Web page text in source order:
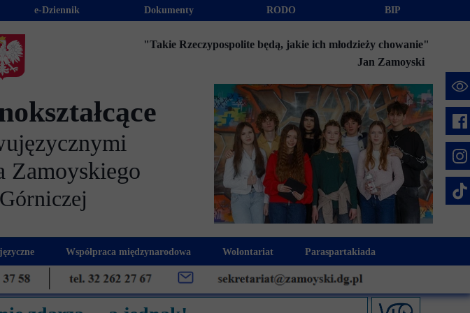
Współpraca międzynarodowa
Erasmus+
Euroweek
Wolontariat
Akcje charytatywne
Klub Wolontariusza "Jesteśmy z Wami"
Paraspartakiada
Fundusz Stypendialny "Jesteśmy
Integracja szkolna
Zamoyskiego
"Takie Rzeczypospolite będą, jakie ich młodzieży chowanie"
BIP
RODO
Dokumenty
e-Dziennik
Jan Zamoyski